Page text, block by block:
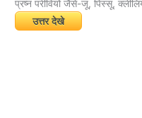
प्रष्न परीवियों जैसे-जू, पिस्सू,
उत्तर देखे